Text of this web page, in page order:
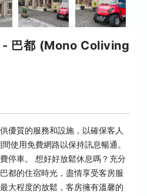
- 巴都 (Mono Coliving
優質的服務和設施，以確保客人
使用免費網路以保持訊息暢通。
停車。 想好好放鬆休息嗎？充分
都的住宿時光，盡情享受客房服
大程度的放鬆，客房擁有溫馨的